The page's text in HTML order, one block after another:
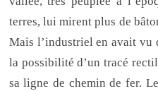
terres, lui mirent plus de
Mais l’industriel en avait vu
la possibilité d’un tracé
sa ligne de chemin de fer.